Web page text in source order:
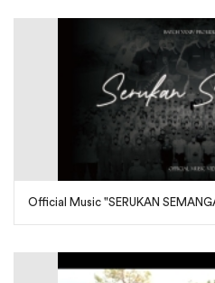
Official Music "SERUKAN